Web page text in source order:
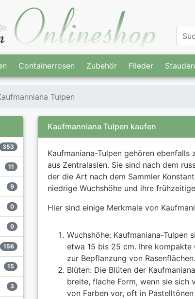
Containerrosen Zubehör Flieder Stauden
Tulpen
353
11
9
0
0
156
15
3
Kaufmanniana Tulpen kaufen
Kaufmaniana-Tulpen gehören
aus Zentralasien. Sie sind nach dem
der die Art nach dem Sammler
niedrige Wuchshöhe und ihre
Hier sind einige Merkmale von
Wuchshöhe: Kaufmaniana-Tulpen
etwa 15 bis 25 cm. Ihre
zur Bepflanzung von Rasenflächen.
Blüten: Die Blüten der
breite, flache Form, wenn sie sich
von Farben vor, oft in